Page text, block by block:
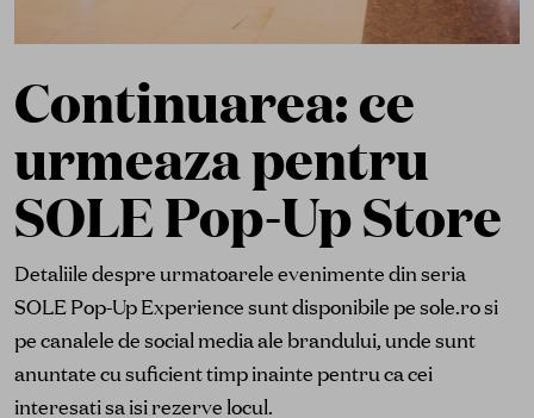
Continuarea: ce
urmeaza pentru
SOLE Pop-Up Store
Detaliile despre urmatoarele evenimente din seria
SOLE Pop-Up Experience sunt disponibile pe sole.ro si
pe canalele de social media ale brandului, unde sunt
anuntate cu suficient timp inainte pentru ca cei
interesati sa isi rezerve locul.